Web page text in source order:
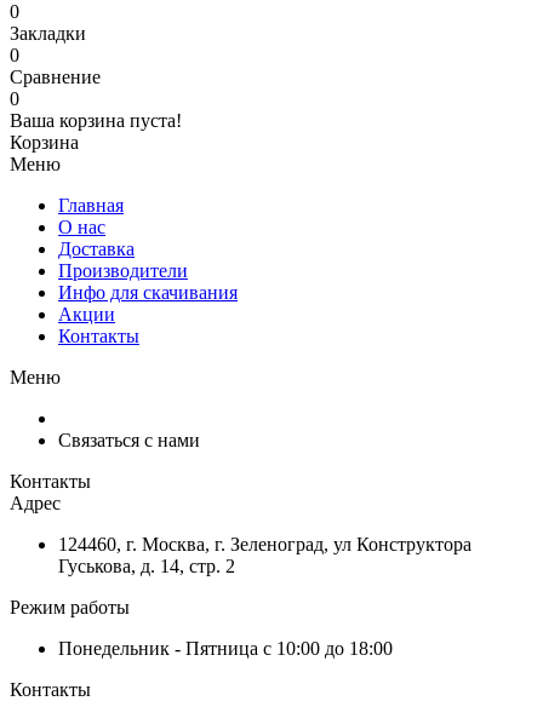
0
Закладки
0
Сравнение
0
Ваша корзина пуста!
Корзина
Меню
Главная
О нас
Доставка
Производители
Инфо для скачивания
Акции
Контакты
Меню
Связаться с нами
Контакты
Адрес
124460, г. Москва, г. Зеленоград, ул Конструктора
Гуськова, д. 14, стр. 2
Режим работы
Понедельник - Пятница с 10:00 до 18:00
Контакты